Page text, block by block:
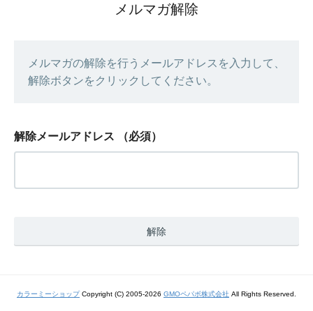
メルマガ解除
メルマガの解除を行うメールアドレスを入力して、
解除ボタンをクリックしてください。
解除メールアドレス （必須）
カラーミーショップCopyright (C) 2005-2026 GMOペパボ株式会社 All Rights Reserved.